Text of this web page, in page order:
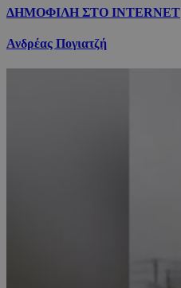
ΔΗΜΟΦΙΛΗ ΣΤΟ INTERNET
Ανδρέας Πογιατζή